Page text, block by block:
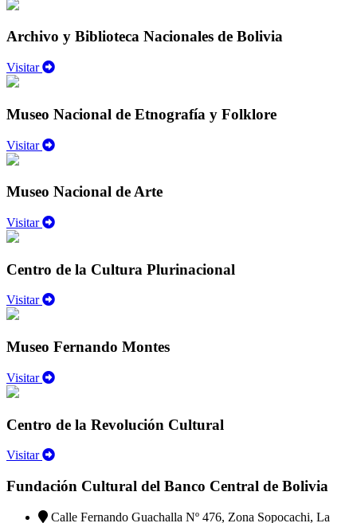
Archivo y Biblioteca Nacionales de Bolivia
Visitar
Museo Nacional de Etnografía y Folklore
Visitar
Museo Nacional de Arte
Visitar
Centro de la Cultura Plurinacional
Visitar
Museo Fernando Montes
Visitar
Centro de la Revolución Cultural
Visitar
Fundación Cultural del Banco Central de Bolivia
Calle Fernando Guachalla Nº 476, Zona Sopocachi, La